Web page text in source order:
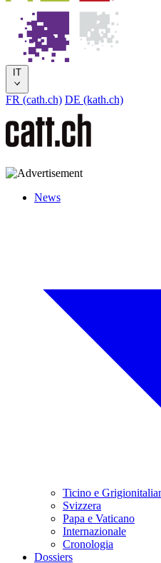
IT
FR (cath.ch) DE (kath.ch)
News
Ticino e
Svizzera
Papa e Vaticano
Internazionale
Cronologia
Dossiers